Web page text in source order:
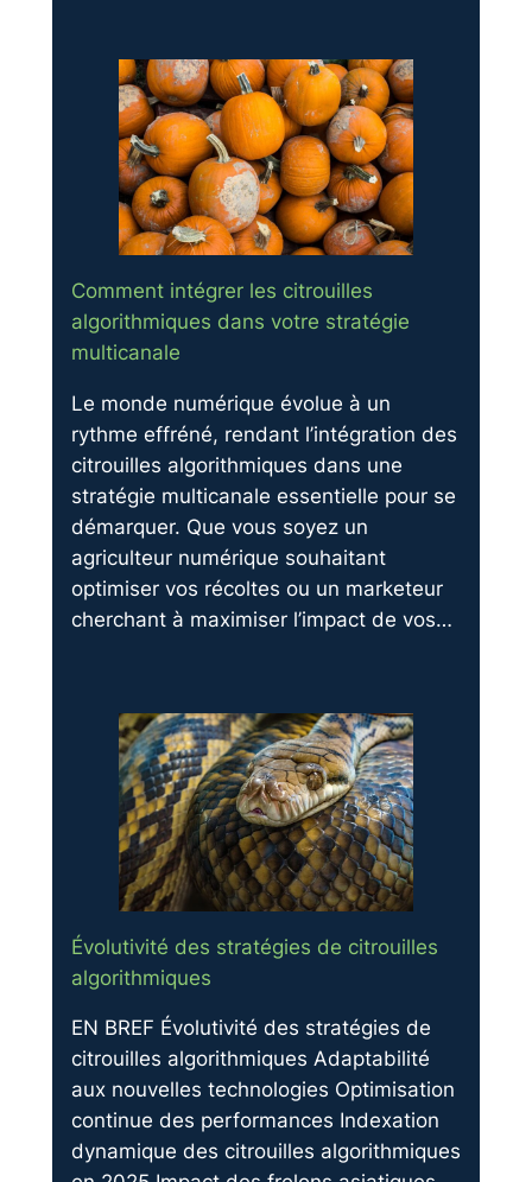
Comment intégrer les citrouilles
algorithmiques dans votre stratégie
multicanale
Le monde numérique évolue à un
rythme effréné, rendant l’intégration des
citrouilles algorithmiques dans une
stratégie multicanale essentielle pour se
démarquer. Que vous soyez un
agriculteur numérique souhaitant
optimiser vos récoltes ou un marketeur
cherchant à maximiser l’impact de vos…
Évolutivité des stratégies de citrouilles
algorithmiques
EN BREF Évolutivité des stratégies de
citrouilles algorithmiques Adaptabilité
aux nouvelles technologies Optimisation
continue des performances Indexation
dynamique des citrouilles algorithmiques